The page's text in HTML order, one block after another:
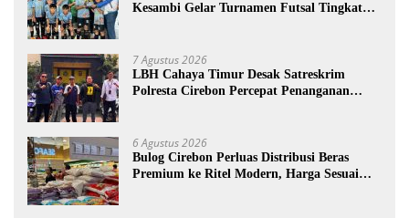
Kesambi Gelar Turnamen Futsal Tingkat
7 Agustus 2026
LBH Cahaya Timur Desak Satreskrim
Polresta Cirebon Percepat Penanganan
6 Agustus 2026
Bulog Cirebon Perluas Distribusi Beras
Premium ke Ritel Modern, Harga Sesuai